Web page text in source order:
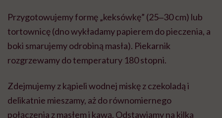
Przygotowujemy formę „keksówkę” (25‒30 cm) lub
tortownicę (dno wykładamy papierem do pieczenia, a
boki smarujemy odrobiną masła). Piekarnik
rozgrzewamy do temperatury 180 stopni.
Zdejmujemy z kąpieli wodnej miskę z czekoladą i
delikatnie mieszamy, aż do równomiernego
połączenia z masłem i kawą. Odstawiamy na kilka